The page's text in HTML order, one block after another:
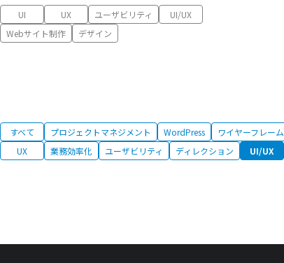
UI UX ユーザビリティ
UI/UX
Webサイト制作
デザイン
すべて プロジェクトマネジメント WordPress ワイヤーフレーム
UX
業務効率化 ユーザビリティ ディレクション UI/UX